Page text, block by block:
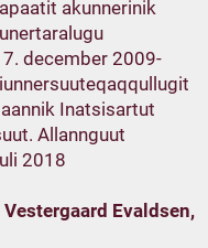
akunnerinik
december 2009-
Inatsisartut
Allannguut
2018
Evaldsen,